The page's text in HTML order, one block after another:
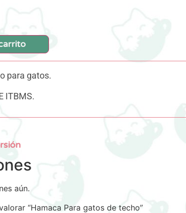
para gatos.
ITBMS.
aún.
“Hamaca Para gatos de techo”